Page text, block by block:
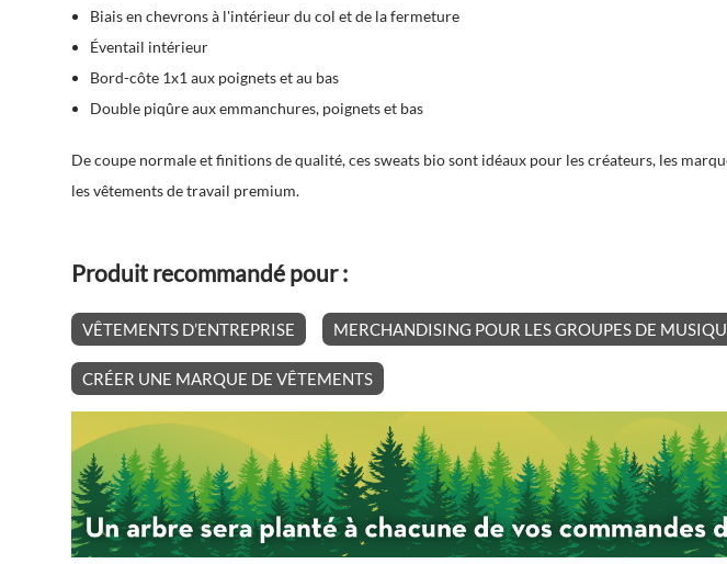
Biais en chevrons à l'intérieur du col et de la fermeture
Éventail intérieur
Bord-côte 1x1 aux poignets et au bas
Double piqûre aux emmanchures, poignets et bas
De coupe normale et finitions de qualité, cessweats biosont idéaux pour les créateurs, les
les vêtements de travail premium.
Produit recommandé pour :
VÊTEMENTS D’ENTREPRISE MERCHANDISING POUR LES GROUPES DE
CRÉER UNE MARQUE DE VÊTEMENTS